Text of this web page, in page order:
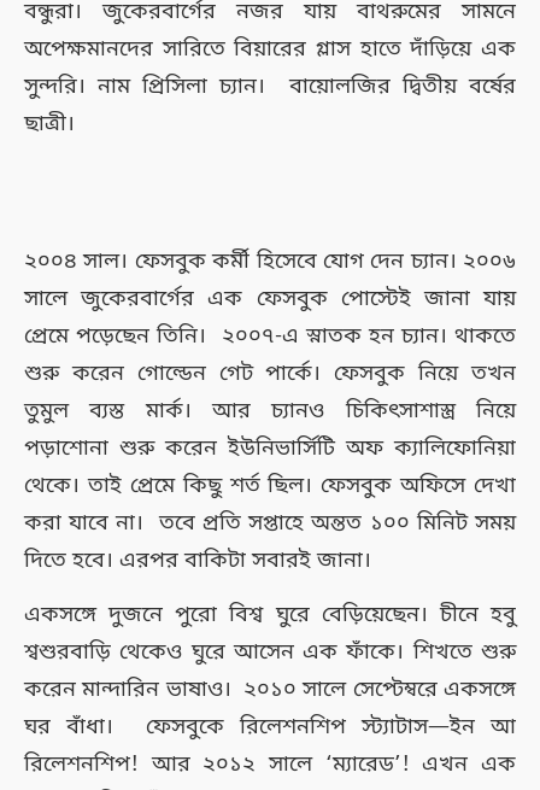
বন্ধুরা। জুকেরবার্গের নজর যায় বাথরুমের সামনে
অপেক্ষমানদের সারিতে বিয়ারের গ্লাস হাতে দাঁড়িয়ে এক
সুন্দরি। নাম প্রিসিলা চ্যান। বায়োলজির দ্বিতীয় বর্ষের
ছাত্রী।
২০০৪ সাল। ফেসবুক কর্মী হিসেবে যোগ দেন চ্যান। ২০০৬
সালে জুকেরবার্গের এক ফেসবুক পোস্টেই জানা যায়
প্রেমে পড়েছেন তিনি। ২০০৭-এ স্নাতক হন চ্যান। থাকতে
শুরু করেন গোল্ডেন গেট পার্কে। ফেসবুক নিয়ে তখন
তুমুল ব্যস্ত মার্ক। আর চ্যানও চিকিৎসাশাস্ত্র নিয়ে
পড়াশোনা শুরু করেন ইউনিভার্সিটি অফ ক্যালিফোনিয়া
থেকে। তাই প্রেমে কিছু শর্ত ছিল। ফেসবুক অফিসে দেখা
করা যাবে না। তবে প্রতি সপ্তাহে অন্তত ১০০ মিনিট সময়
দিতে হবে। এরপর বাকিটা সবারই জানা।
একসঙ্গে দুজনে পুরো বিশ্ব ঘুরে বেড়িয়েছেন। চীনে হবু
শ্বশুরবাড়ি থেকেও ঘুরে আসেন এক ফাঁকে। শিখতে শুরু
করেন মান্দারিন ভাষাও। ২০১০ সালে সেপ্টেম্বরে একসঙ্গে
ঘর বাঁধা। ফেসবুকে রিলেশনশিপ স্ট্যাটাস—ইন আ
রিলেশনশিপ! আর ২০১২ সালে ‘ম্যারেড’! এখন এক